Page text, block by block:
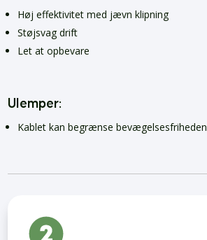
Høj effektivitet med jævn klipning
Støjsvag drift
Let at opbevare
Ulemper:
Kablet kan begrænse bevægelsesfriheden